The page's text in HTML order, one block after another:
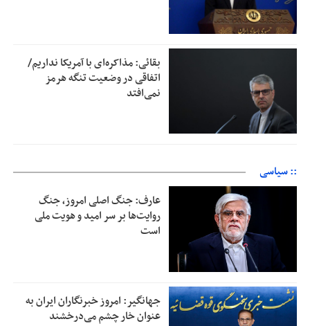
بقائی: مذاکره‌ای با آمریکا نداریم/
اتفاقی در وضعیت تنگه هرمز
نمی‌افتد
:: سیاسی
عارف: جنگ اصلی امروز، جنگ
روایت‌ها بر سر امید و هویت ملی
است
جهانگیر: امروز خبرنگاران ایران به
عنوان خار چشم می‌درخشند